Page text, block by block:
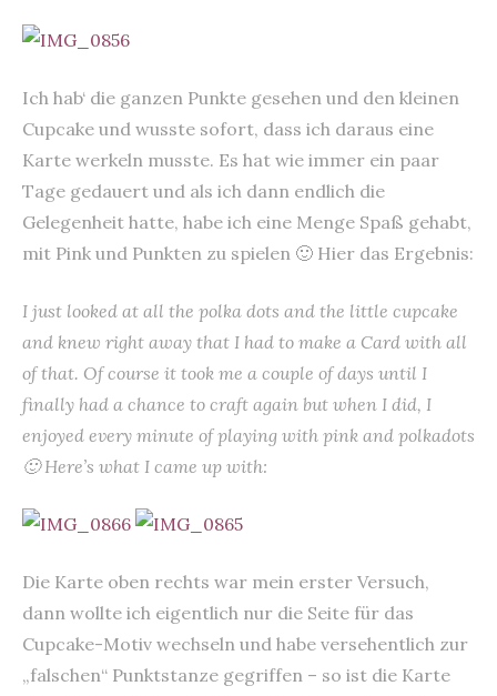
Ich hab‘ die ganzen Punkte gesehen und den kleinen
Cupcake und wusste sofort, dass ich daraus eine
Karte werkeln musste. Es hat wie immer ein paar
Tage gedauert und als ich dann endlich die
Gelegenheit hatte, habe ich eine Menge Spaß gehabt,
mit Pink und Punkten zu spielen 🙂 Hier das Ergebnis:
I just looked at all the polka dots and the little cupcake
and knew right away that I had to make a Card with all
of that. Of course it took me a couple of days until I
finally had a chance to craft again but when I did, I
enjoyed every minute of playing with pink and polkadots
🙂 Here’s what I came up with:
Die Karte oben rechts war mein erster Versuch,
dann wollte ich eigentlich nur die Seite für das
Cupcake-Motiv wechseln und habe versehentlich zur
„falschen“ Punktstanze gegriffen – so ist die Karte